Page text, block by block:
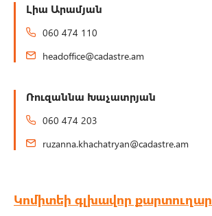
Լիա Արամյան
060 474 110
headoffice@cadastre.am
Ռուզաննա Խաչատրյան
060 474 203
ruzanna.khachatryan@cadastre.am
Կոմիտեի գլխավոր քարտուղար